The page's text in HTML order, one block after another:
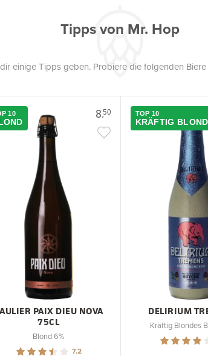
Tipps von Mr. Hop
einige Tipps geben. Probiere die folgenden
8.50
10
PAIX DIEU NOVA
75CL
Blond 6%
7.2
TOP 10
KRÄFTIG
DELIRIUM
Kräftig Blondes